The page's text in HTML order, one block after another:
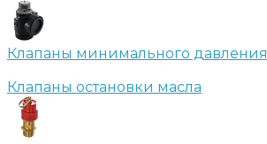
Клапаны минимального давления
Клапаны остановки масла